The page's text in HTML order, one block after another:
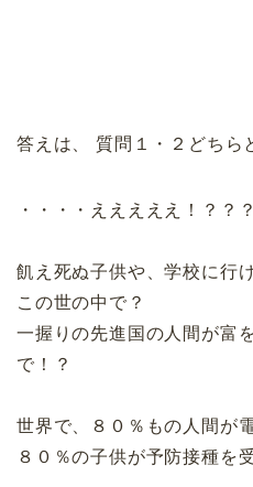
答えは、 質問１・２どち
・・・・えええええ！？
飢え死ぬ子供や、学校に行
この世の中で？
一握りの先進国の人間が富
で！？
世界で、８０％もの人間が
８０％の子供が予防接種を